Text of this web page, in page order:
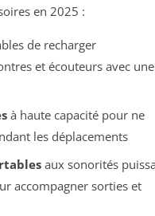
en 2025 :
de recharger
et écouteurs avec une
à haute capacité pour ne
les déplacements
aux sonorités
accompagner sorties et